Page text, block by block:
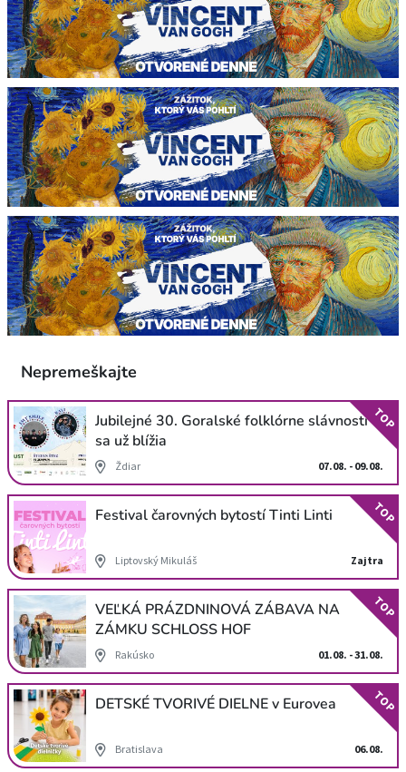
Nepremeškajte
Jubilejné 30. Goralské folklórne slávnosti
sa už blížia
Ždiar 07.08. - 09.08.
TOP
Festival čarovných bytostí Tinti Linti
Liptovský Mikuláš Zajtra
TOP
VEĽKÁ PRÁZDNINOVÁ ZÁBAVA NA
ZÁMKU SCHLOSS HOF
Rakúsko 01.08. - 31.08.
TOP
DETSKÉ TVORIVÉ DIELNE v Eurovea
Bratislava 06.08.
TOP